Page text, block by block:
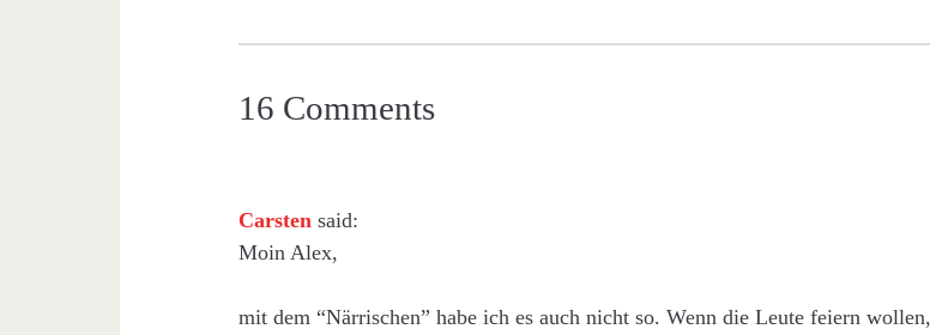
16 Comments
Carsten said:
Moin Alex,
mit dem “Närrischen” habe ich es auch nicht so. Wenn die Leute feiern wollen,